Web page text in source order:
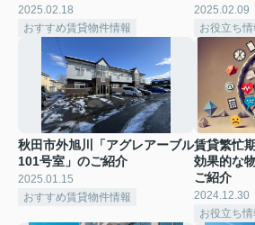
2025.02.18
おすすめ賃貸物件情報
2025.02.09
お役立ち情
秋田市外旭川「アグレアーブル
101号室」のご紹介
2025.01.15
おすすめ賃貸物件情報
賃貸繁忙
効果的な
ご紹介
2024.12.30
お役立ち情